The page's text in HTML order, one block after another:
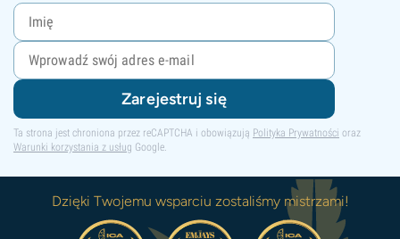
Zarejestruj się
Ta strona jest chroniona przez reCAPTCHA i obowiązują Polityka Prywatności oraz
Warunki korzystania z usług Google.
Dzięki Twojemu wsparciu zostaliśmy mistrzami!